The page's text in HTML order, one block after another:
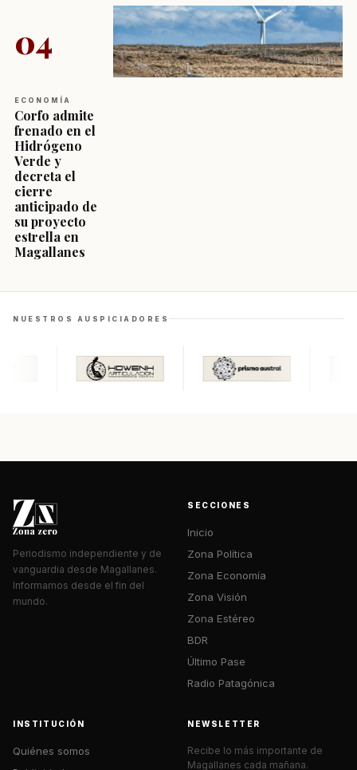
04
ECONOMÍA
Corfo admite
frenado en el
Hidrógeno
Verde y
decreta el
cierre
anticipado de
su proyecto
estrella en
Magallanes
NUESTROS AUSPICIADORES
Periodismo independiente y de
vanguardia desde Magallanes.
Informamos desde el fin del
mundo.
SECCIONES
Inicio
Zona Política
Zona Economía
Zona Visión
Zona Estéreo
BDR
Último Pase
Radio Patagónica
INSTITUCIÓN
Quiénes somos
NEWSLETTER
Recibe lo más importante de
Magallanes cada mañana.